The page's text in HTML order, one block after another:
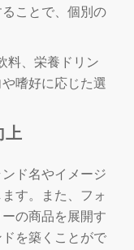
ことで、個別の
料、栄養ドリン
嗜好に応じた選
上
ド名やイメージ
す。また、フォ
の商品を展開す
を築くことがで